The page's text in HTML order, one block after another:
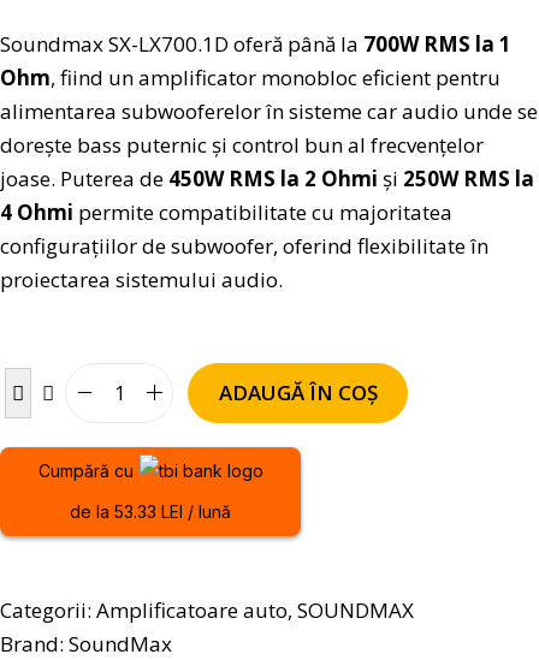
Soundmax SX-LX700.1D oferă până la 700W RMS la 1
Ohm, fiind un amplificator monobloc eficient pentru
alimentarea subwooferelor în sisteme car audio unde se
dorește bass puternic și control bun al frecvențelor
joase. Puterea de 450W RMS la 2 Ohmi și 250W RMS la
4 Ohmi permite compatibilitate cu majoritatea
configurațiilor de subwoofer, oferind flexibilitate în
proiectarea sistemului audio.
ADAUGĂ ÎN COȘ
Cumpără cu
de la 53.33 LEI / lună
Categorii: Amplificatoare auto, SOUNDMAX
Brand: SoundMax